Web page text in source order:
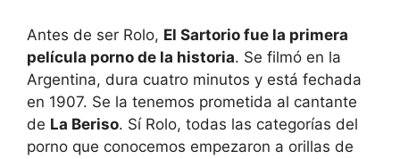
Antes de ser Rolo, El Sartorio fue la primera
película porno de la historia. Se filmó en la
Argentina, dura cuatro minutos y está fechada
en 1907. Se la tenemos prometida al cantante
de La Beriso. Sí Rolo, todas las categorías del
porno que conocemos empezaron a orillas de